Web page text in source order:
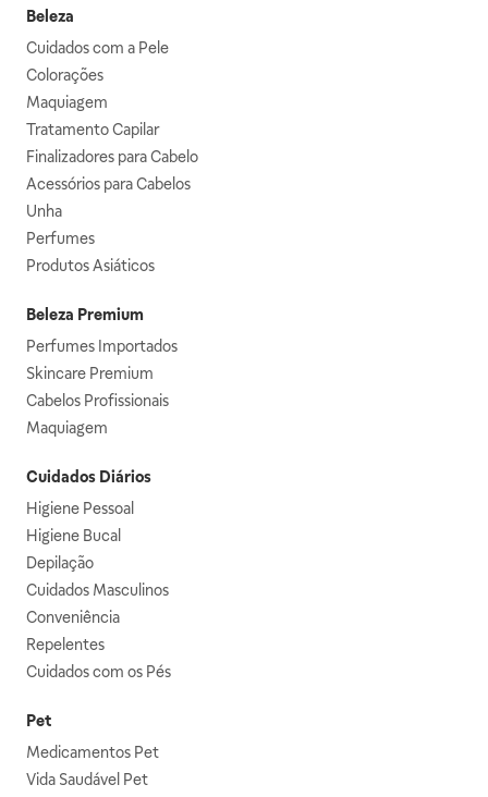
Beleza
Cuidados com a Pele
Colorações
Maquiagem
Tratamento Capilar
Finalizadores para Cabelo
Acessórios para Cabelos
Unha
Perfumes
Produtos Asiáticos
Beleza Premium
Perfumes Importados
Skincare Premium
Cabelos Profissionais
Maquiagem
Cuidados Diários
Higiene Pessoal
Higiene Bucal
Depilação
Cuidados Masculinos
Conveniência
Repelentes
Cuidados com os Pés
Pet
Medicamentos Pet
Vida Saudável Pet